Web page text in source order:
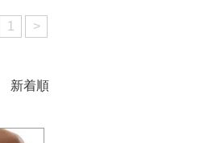
1 >
新着順